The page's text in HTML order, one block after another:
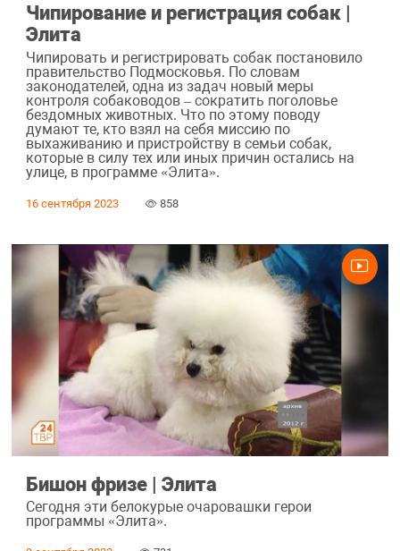
Чипирование и регистрация собак |
Элита
Чипировать и регистрировать собак постановило
правительство Подмосковья. По словам
законодателей, одна из задач новый меры
контроля собаководов – сократить поголовье
бездомных животных. Что по этому поводу
думают те, кто взял на себя миссию по
выхаживанию и пристройству в семьи собак,
которые в силу тех или иных причин остались на
улице, в программе «Элита».
16 сентября 2023 858
Бишон фризе | Элита
Сегодня эти белокурые очаровашки герои
программы «Элита».